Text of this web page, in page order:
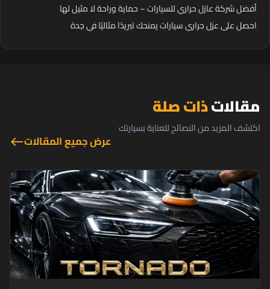
أفضل شركة عازل حراري للسيارات – حماية وراحة لا مثيل لها
احصل على عزل حراري سيارات يمنحك تبريدًا مثاليًا في جدة
مقالاتذات صلة
اكتشف المزيد من النصائح للعناية بسيارتك
عرض جميع المقالاتwest